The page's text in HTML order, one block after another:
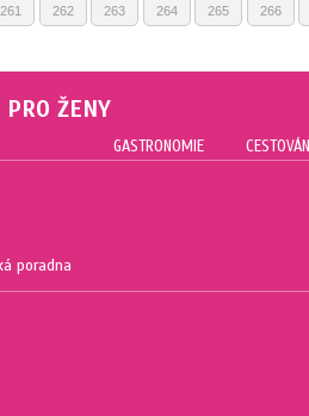
261 262 263 264 265 266
PRO ŽENY
poradna
GASTRONOMIE